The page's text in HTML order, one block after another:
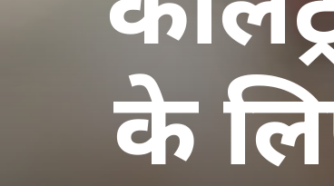
के